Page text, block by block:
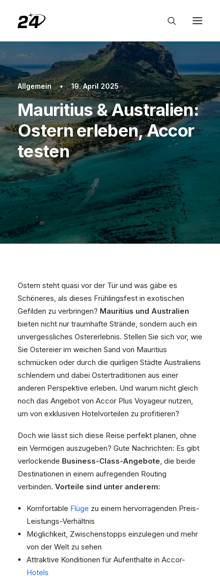
Allgemein • 19. April 2025
Mauritius & Australien:
Ostern erleben, Accor
testen
Ostern steht quasi vor der Tür und was gäbe es
Schöneres, als dieses Frühlingsfest in exotischen
Gefilden zu verbringen? Mauritius und Australien
bieten nicht nur traumhafte Strände, sondern auch ein
unvergessliches Ostererlebnis. Stellen Sie sich vor, wie
Sie Ostereier im weichen Sand von Mauritius
schmücken oder durch die quirligen Städte Australiens
schlendern und dabei Ostertraditionen aus einer
anderen Perspektive erleben. Und warum nicht gleich
noch das Angebot von Accor Plus Voyageur nutzen,
um von exklusiven Hotelvorteilen zu profitieren?
Doch wie lässt sich diese Reise perfekt planen, ohne
ein Vermögen auszugeben? Gute Nachrichten: Es gibt
verlockende Business-Class-Angebote, die beide
Destinationen in einem aufregenden Routing
verbinden. Vorteile sind unter anderem:
Komfortable Flüge zu einem hervorragenden Preis-
Leistungs-Verhältnis
Möglichkeit, Zwischenstopps einzulegen und mehr
von der Welt zu sehen
Attraktive Konditionen für Aufenthalte in Accor-
Hotels